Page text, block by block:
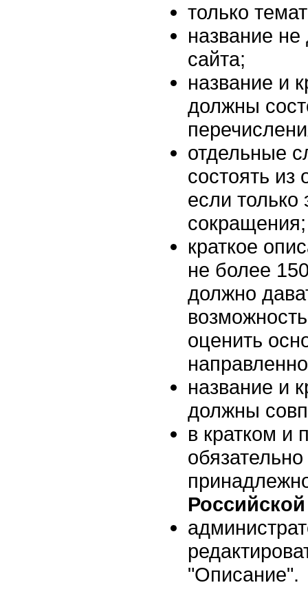
только
название
сайта;
название и
должны
отдельные
состоять из
если
сокращения;
краткое
не более
должно
оценить
название и
должны
в кратком и
"Описание".